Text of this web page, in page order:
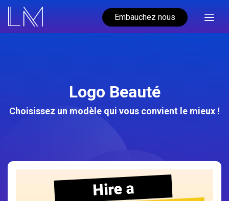
Embauchez nous
Logo Beauté
Choisissez un modèle qui vous convient le mieux !
Hire a